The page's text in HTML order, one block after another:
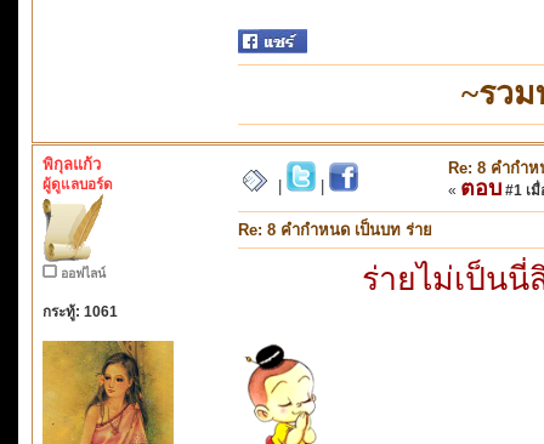
~รว
พิกุลแก้ว
ผู้ดูแลบอร์ด
ออฟไลน์
กระทู้: 1061
Re: 8 คำกำ
« ตอบ #1 เมื่
Re: 8 คำกำหนด เป็นบท ร่าย
ร่ายไม่เป็นนี่